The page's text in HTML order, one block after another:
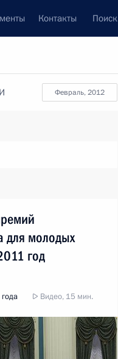
Контакты Поиск
февраль, 2012
для молодых
год
Видео, 15 мин.